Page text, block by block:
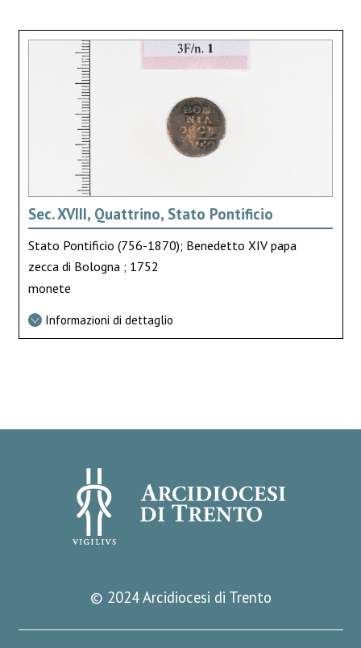
Sec. XVIII, Quattrino, Stato Pontificio
Stato Pontificio (756-1870); Benedetto XIV papa
zecca di Bologna ; 1752
monete
Informazioni di dettaglio
© 2024 Arcidiocesi di Trento